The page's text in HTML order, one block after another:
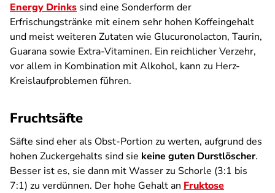
Energy Drinks sind eine Sonderform der
Erfrischungstränke mit einem sehr hohen Koffeingehalt
und meist weiteren Zutaten wie Glucuronolacton, Taurin,
Guarana sowie Extra-Vitaminen. Ein reichlicher Verzehr,
vor allem in Kombination mit Alkohol, kann zu Herz-
Kreislaufproblemen führen.
Fruchtsäfte
Säfte sind eher als Obst-Portion zu werten, aufgrund des
hohen Zuckergehalts sind sie keine guten Durstlöscher.
Besser ist es, sie dann mit Wasser zu Schorle (3:1 bis
7:1) zu verdünnen. Der hohe Gehalt an Fruktose